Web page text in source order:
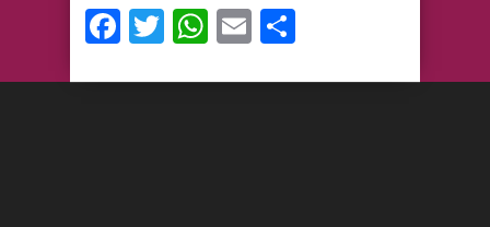
Facebook
TwitterWhatsApp
Email